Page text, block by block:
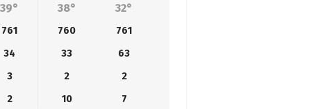
39° 38° 32°
761 760
761
34 33
63
3 2
2
2 10 7